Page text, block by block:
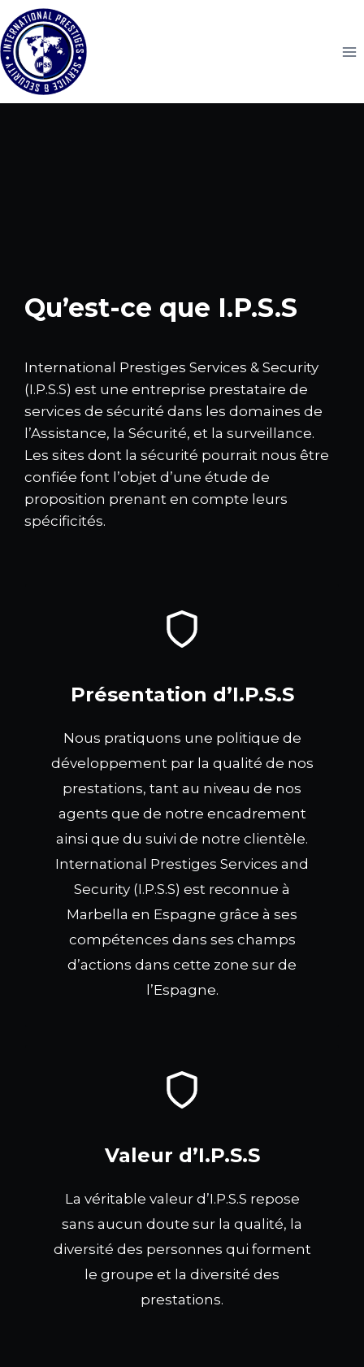
Skip
to
content
Qu’est-ce que I.P.S.S
International Prestiges Services & Security
(I.P.S.S) est une entreprise prestataire de
services de sécurité dans les domaines de
l’Assistance, la Sécurité, et la surveillance.
Les sites dont la sécurité pourrait nous être
confiée font l’objet d’une étude de
proposition prenant en compte leurs
spécificités.
Présentation d’I.P.S.S
Nous pratiquons une politique de
développement par la qualité de nos
prestations, tant au niveau de nos
agents que de notre encadrement
ainsi que du suivi de notre clientèle.
International Prestiges Services and
Security (I.P.S.S) est reconnue à
Marbella en Espagne grâce à ses
compétences dans ses champs
d’actions dans cette zone sur de
l’Espagne.
Valeur d’I.P.S.S
La véritable valeur d’I.P.S.S repose
sans aucun doute sur la qualité, la
diversité des personnes qui forment
le groupe et la diversité des
prestations.